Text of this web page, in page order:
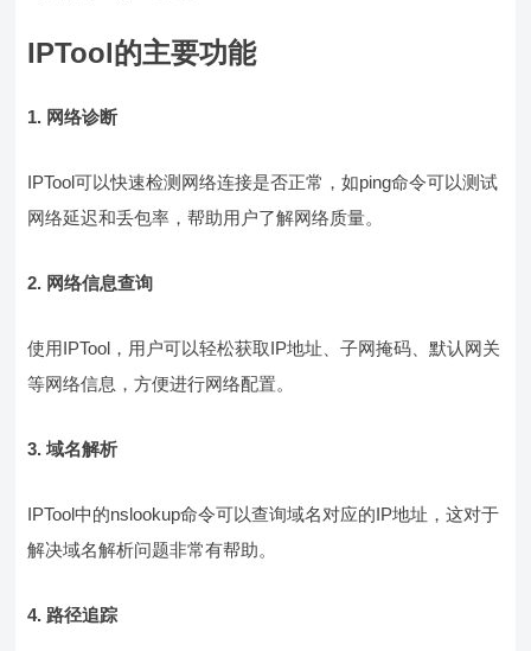
IPTool的主要功能
1. 网络诊断
IPTool可以快速检测网络连接是否正常，如ping命令可以测试
网络延迟和丢包率，帮助用户了解网络质量。
2. 网络信息查询
使用IPTool，用户可以轻松获取IP地址、子网掩码、默认网关
等网络信息，方便进行网络配置。
3. 域名解析
IPTool中的nslookup命令可以查询域名对应的IP地址，这对于
解决域名解析问题非常有帮助。
4. 路径追踪